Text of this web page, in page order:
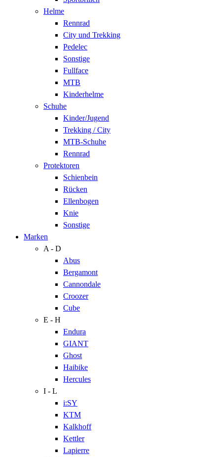
Helme
Rennrad
City und Trekking
Pedelec
Sonstige
Fullface
MTB
Kinderhelme
Schuhe
Kinder/Jugend
Trekking / City
MTB-Schuhe
Rennrad
Protektoren
Schienbein
Rücken
Ellenbogen
Knie
Sonstige
Marken
A - D
Abus
Bergamont
Cannondale
Croozer
Cube
E - H
Endura
GIANT
Ghost
Haibike
Hercules
I - L
i:SY
KTM
Kalkhoff
Kettler
Lapierre